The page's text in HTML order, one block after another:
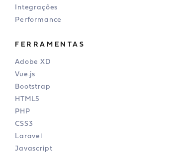
Integrações
Performance
FERRAMENTAS
Adobe XD
Vue.js
Bootstrap
HTML5
PHP
CSS3
Laravel
Javascript